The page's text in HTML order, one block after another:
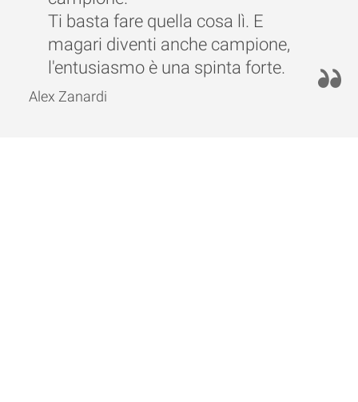
Ti basta fare quella cosa lì. E
magari diventi anche campione,
l'entusiasmo è una spinta forte.
Alex Zanardi